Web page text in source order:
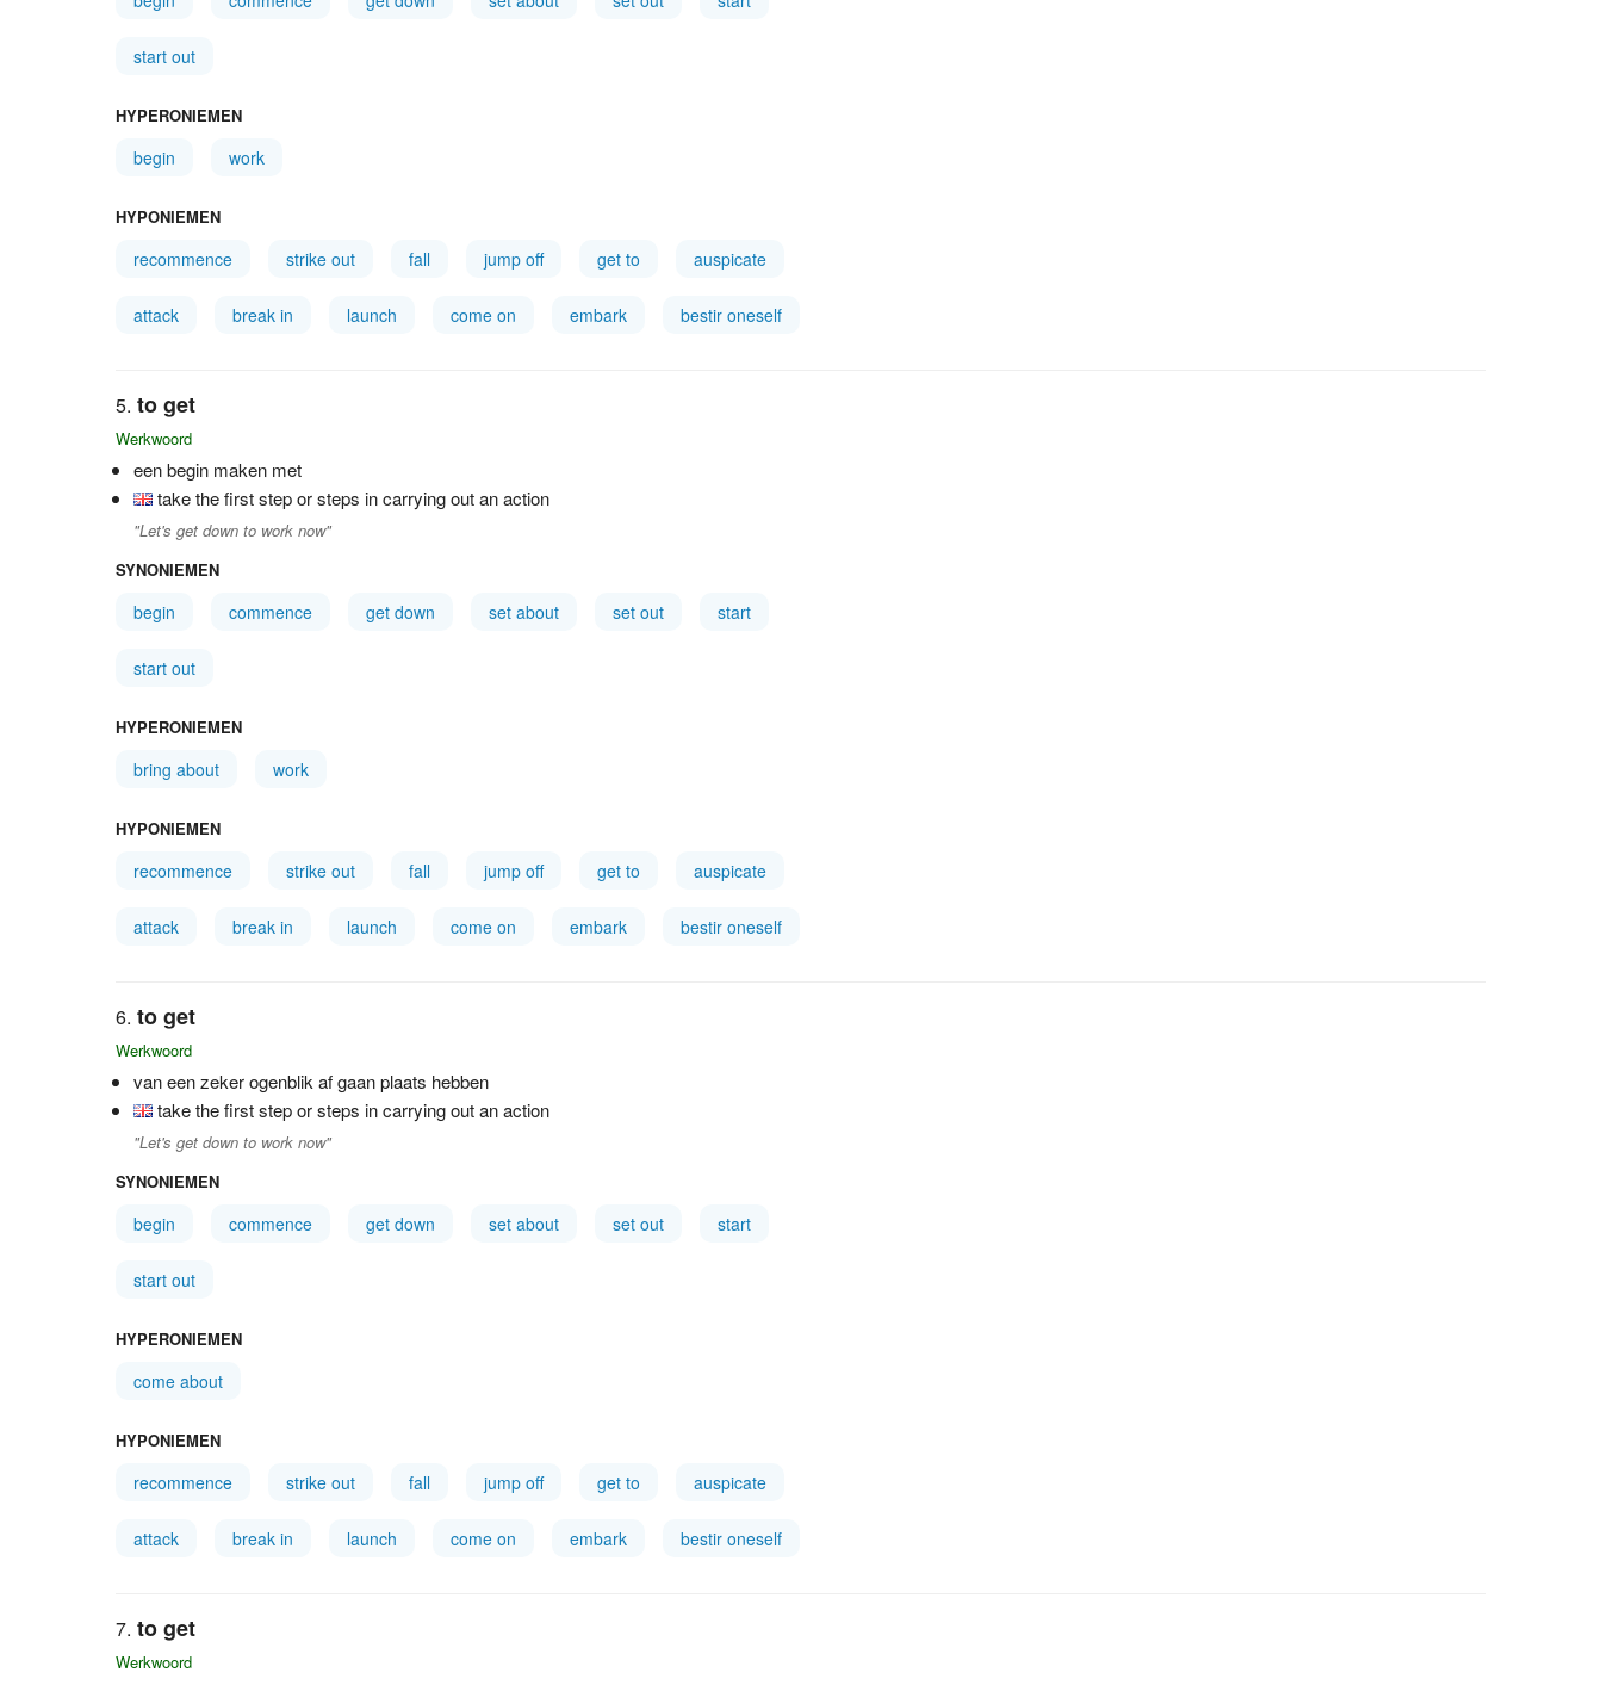
start out
HYPERONIEMEN
begin work
HYPONIEMEN
recommence strike out fall jump off get to auspicate
attack break in launch come on embark bestir oneself
to get
Werkwoord
een begin maken met
take the first step or steps in carrying out an action
"Let's get down to work now"
SYNONIEMEN
begin commence get down set about set out start
start out
HYPERONIEMEN
bring about work
HYPONIEMEN
recommence strike out fall jump off get to auspicate
attack break in launch come on embark bestir oneself
to get
Werkwoord
van een zeker ogenblik af gaan plaats hebben
take the first step or steps in carrying out an action
"Let's get down to work now"
SYNONIEMEN
begin commence get down set about set out start
start out
HYPERONIEMEN
come about
HYPONIEMEN
recommence strike out fall jump off get to auspicate
attack break in launch come on embark bestir oneself
to get
Werkwoord